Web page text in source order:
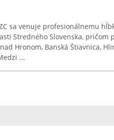
sa venuje profesionálnemu
Stredného Slovenska, pričom
Hronom, Banská Štiavnica,
...